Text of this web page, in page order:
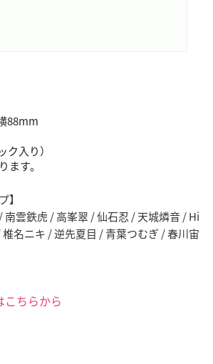
88mm
ク入り）
ます。
】
南雲鉄虎 / 高峯翠 / 仙石忍 / 天城燐音 / Hi
名ニキ / 逆先夏目 / 青葉つむぎ / 春川宙
ちらから